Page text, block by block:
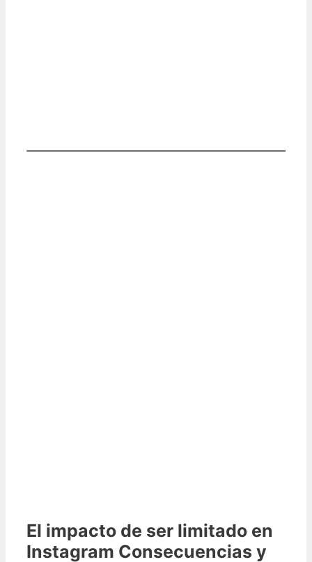
El impacto de ser limitado en
Instagram Consecuencias y